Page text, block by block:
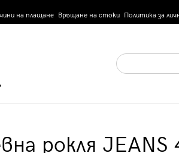
на плащане Връщане на стоки Политика за
рокля JEANS